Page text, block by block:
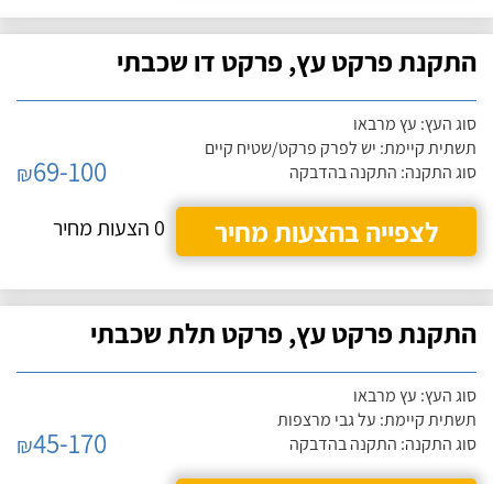
התקנת פרקט עץ, פרקט דו שכבתי
סוג העץ: עץ מרבאו
תשתית קיימת: יש לפרק פרקט/שטיח קיים
סוג התקנה: התקנה בהדבקה
₪69-100
לצפייה בהצעות מחיר
0 הצעות מחיר
התקנת פרקט עץ, פרקט תלת שכבתי
סוג העץ: עץ מרבאו
תשתית קיימת: על גבי מרצפות
סוג התקנה: התקנה בהדבקה
₪45-170